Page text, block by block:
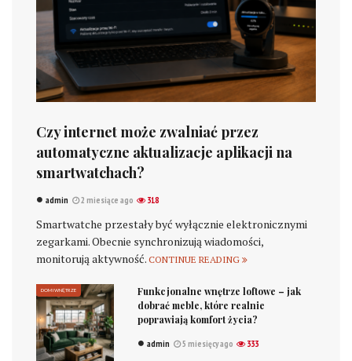
Czy internet może zwalniać przez
automatyczne aktualizacje aplikacji na
smartwatchach?
admin 2 miesiące ago 318
Smartwatche przestały być wyłącznie elektronicznymi
zegarkami. Obecnie synchronizują wiadomości,
monitorują aktywność. CONTINUE READING
DOM I WNĘTRZE
Funkcjonalne wnętrze loftowe – jak
dobrać meble, które realnie
poprawiają komfort życia?
admin 5 miesięcy ago 333